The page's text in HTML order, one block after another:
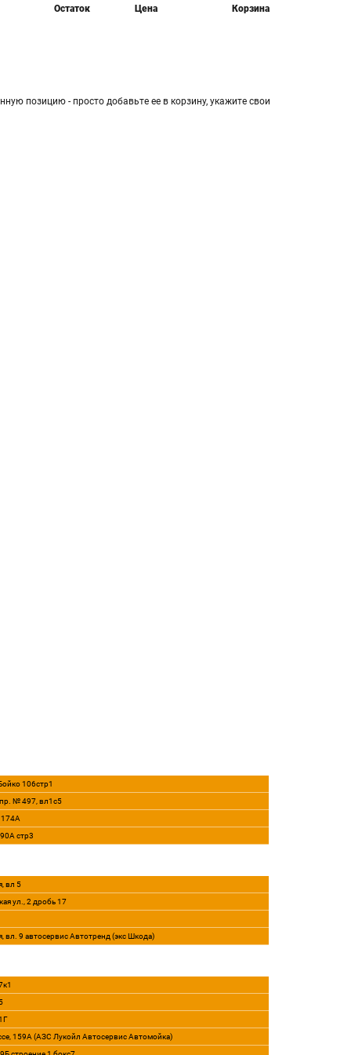
Остаток Цена Корзина
позицию - просто добавьте ее в корзину, укажите свои
106стр1
№ 497, вл1с5
174А
стр3
вл 5
ул., 2 дробь 17
вл. 9 автосервис Автотренд (экс Шкода)
159А (АЗС Лукойл Автосервис Автомойка)